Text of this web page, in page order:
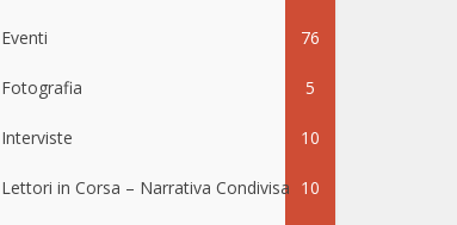
Eventi 76
Fotografia 5
Interviste 10
Lettori in Corsa – Narrativa Condivisa 10